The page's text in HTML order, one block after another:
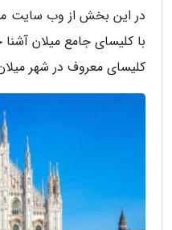
در این بخش از وب سایت
با کلیسای جامع میلان
کلیسای معروف در شهر میلان